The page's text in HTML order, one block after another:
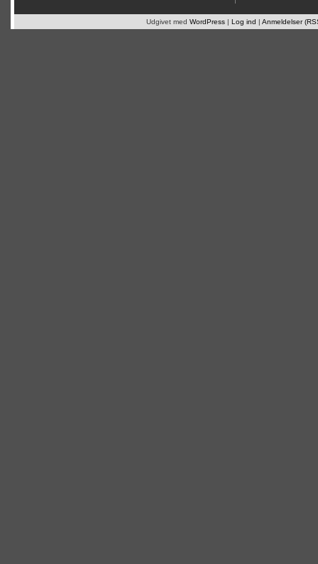
Udgivet med WordPress | Log ind | Anmeldelser